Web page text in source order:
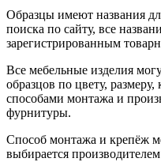
Образцы имеют названия
поиска по сайту, все
зарегистрированным
Все мебельные изделия
образцов по цвету,
способами монтажа и
фурнитуры.
Способ монтажа и крепёж
выбирается